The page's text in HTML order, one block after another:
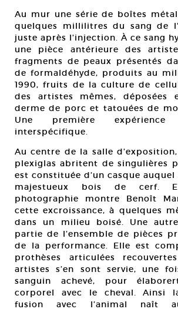
Au mur une série de boîtes
quelques millilitres du sang de
juste après l’injection. À ce sang
une pièce antérieure des
fragments de peaux présentés
de formaldéhyde, produits au
1990, fruits de la culture de
des artistes mêmes, déposées
derme de porc et tatouées de
Une première expérience
interspécifique.
Au centre de la salle
plexiglas abritent de singulières
est constituée d’un casque
majestueux bois de cerf.
photographie montre Benoît
cette excroissance, à quelques
dans un milieu boisé. Une
partie de l’ensemble de pièces
de la performance. Elle est
prothèses articulées
artistes s’en sont servie, une
sanguin achevé, pour
corporel avec le cheval. Ainsi
fusion avec l’animal naît